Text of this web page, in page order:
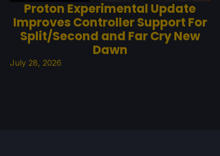
Proton Experimental Update
Improves Controller Support For
Split/Second and Far Cry New
Dawn
July 28, 2026